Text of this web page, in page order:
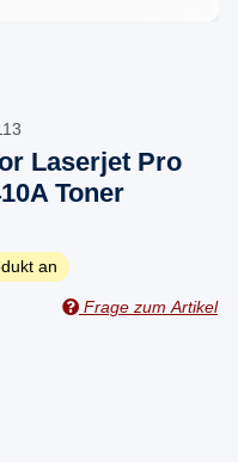
Laserjet Pro
Toner
an
Frage zum Artikel